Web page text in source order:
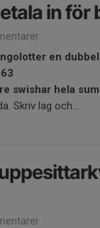
in för
en
swishar hela
Skriv lag och...